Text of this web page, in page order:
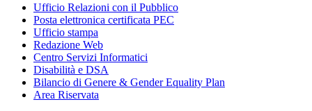
Ufficio Relazioni con il Pubblico
Posta elettronica certificata PEC
Ufficio stampa
Redazione Web
Centro Servizi Informatici
Disabilità e DSA
Bilancio di Genere & Gender Equality Plan
Area Riservata